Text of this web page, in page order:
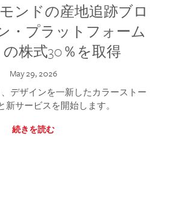
ンドの産地追跡ブロ
・プラットフォーム
の株式30％を取得
May 29, 2026
デザインを一新したカラーストー
新サービスを開始します。
続きを読む